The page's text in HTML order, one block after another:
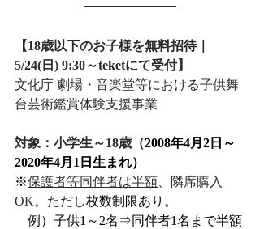
【18歳以下のお子様を無料招待｜
5/24(日) 9:30～teketにて受付】
文化庁 劇場・音楽堂等における子供舞
台芸術鑑賞体験支援事業
対象：小学生～18歳（2008年4月2日～
2020年4月1日生まれ）
※保護者等同伴者は半額、隣席購入
OK。ただし枚数制限あり。
例）子供1～2名⇒同伴者1名まで半額